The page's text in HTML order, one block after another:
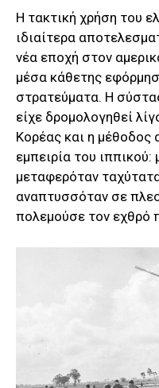
Η τακτική χρήση του
ιδιαίτερα
νέα εποχή στον
μέσα κάθετης
στρατεύματα. Η
είχε δρομολογηθεί
Κορέας και η μέθοδος
εμπειρία του
μεταφερόταν
αναπτυσσόταν σε
πολεμούσε τον εχθρό